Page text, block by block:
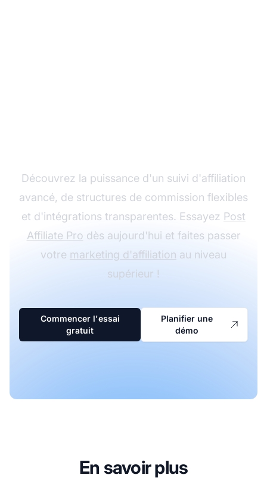
Découvrez la puissance d'un suivi d'affiliation
avancé, de structures de commission flexibles
et d'intégrations transparentes. Essayez Post
Affiliate Pro dès aujourd'hui et faites passer
votre marketing d'affiliation au niveau
supérieur !
Commencer l'essai
gratuit
Planifier une
démo
En savoir plus